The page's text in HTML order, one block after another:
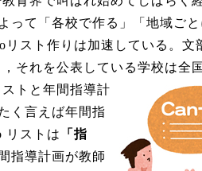
って「各校で作る」「地域ごと
スト作りは加速している。文
それを公表している学校は全
トと年間指導計
く言えば年間指
リストは
「指
指導計画が教師